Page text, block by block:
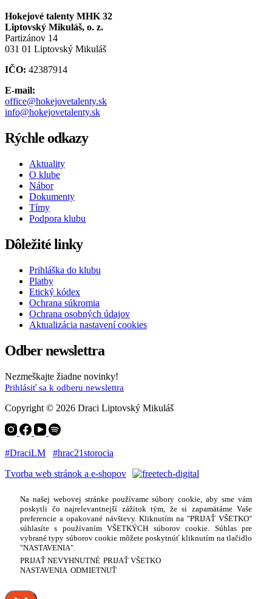
Hokejové talenty MHK 32
Liptovský Mikuláš, o. z.
Partizánov 14
031 01 Liptovský Mikuláš
IČO: 42387914
E-mail:
office@hokejovetalenty.sk
info@hokejovetalenty.sk
Rýchle odkazy
Aktuality
O klube
Nábor
Dokumenty
Tímy
Podpora klubu
Dôležité linky
Prihláška do klubu
Platby
Etický kódex
Ochrana súkromia
Ochrana osobných údajov
Aktualizácia nastavení cookies
Odber newslettra
Nezmeškajte žiadne novinky!
Prihlásiť sa k odberu newslettra
Copyright © 2026 Draci Liptovský Mikuláš
#DraciLM
#hrac21storocia
Tvorba web stránok a e-shopov
Na našej webovej stránke používame súbory cookie, aby sme vám
poskytli čo najrelevantnejší zážitok tým, že si zapamätáme Vaše
preferencie a opakované návštevy. Kliknutím na "PRIJAŤ VŠETKO"
súhlasíte s používaním VŠETKÝCH súborov cookie. Súhlas pre
vybrané typy súborov cookie môžete poskytnúť kliknutím na tlačidlo
"NASTAVENIA".
PRIJAŤ NEVYHNUTNÉ PRIJAŤ VŠETKO
NASTAVENIA ODMIETNUŤ